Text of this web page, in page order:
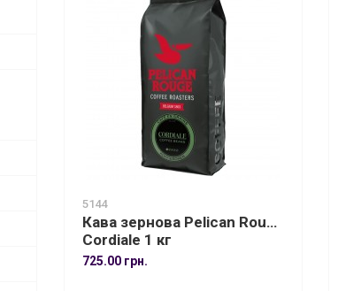
5144
Кава зернова Pelican Rouge
Cordiale 1 кг
725.00 грн.